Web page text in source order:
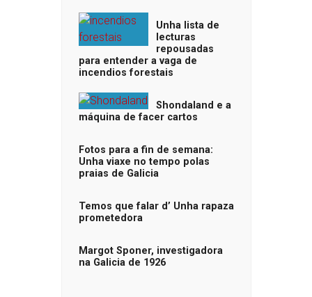
Unha lista de
lecturas
repousadas
para entender a vaga de
incendios forestais
Shondaland e a
máquina de facer cartos
Fotos para a fin de semana:
Unha viaxe no tempo polas
praias de Galicia
Temos que falar d’ Unha rapaza
prometedora
Margot Sponer, investigadora
na Galicia de 1926